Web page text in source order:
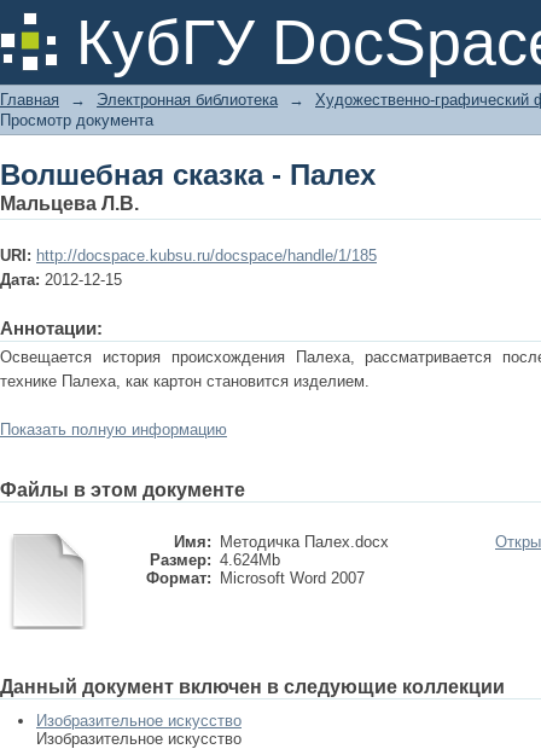
КубГУ
Волшебная сказка - Палех
Главная → Электронная библиотека →
Художественно-графический
Просмотр документа
Волшебная сказка - Палех
Мальцева Л.В.
URI: http://docspace.kubsu.ru/docspace/handle/1/185
Дата: 2012-12-15
Аннотации:
Освещается история происхождения Палеха, рассматривается
технике Палеха, как картон становится изделием.
Показать полную информацию
Файлы в этом документе
Имя:
Методичка Палех.docx
Размер: 4.624Mb
Формат:
Microsoft Word 2007
Данный документ включен в следующие коллекции
Изобразительное искусство
Изобразительное искусство